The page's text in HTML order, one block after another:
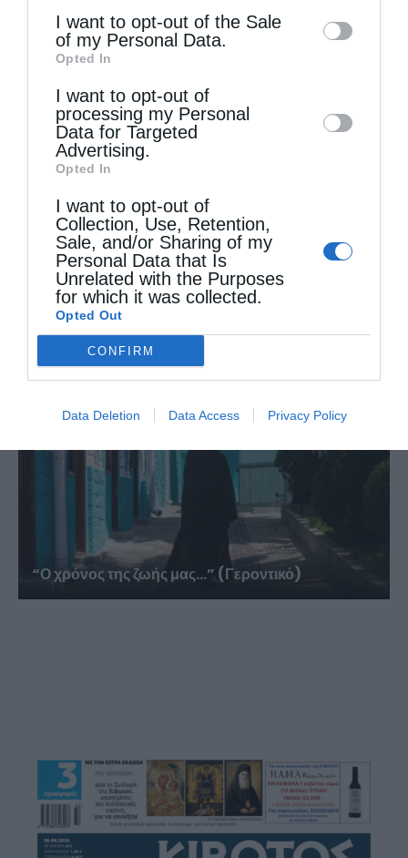
information may also be disclosed by us to
third parties on theIAB’s List of
Downstream Participants
disclose it to other third parties.
I want to opt-out of the Sale
of my Personal Data.
Opted In
I want to opt-out of
processing my Personal
Data for Targeted
Advertising.
Opted In
I want to opt-out of
Collection, Use, Retention,
Sale, and/or Sharing of my
Personal Data that Is
Unrelated with the Purposes
for which it was collected.
Opted Out
CONFIRM
Data Deletion Data Access Privacy Policy
Ο Πρόεδρος του Ελληνικού Ερυθρού Σταυρού
συναντήθηκε με...
Οικ. Πατριαρχείο και Μικρασιατικός Ελληνισμός –
Αφιέρωμα στην...
“Ο χρόνος της ζωής μας…” (Γεροντικό)